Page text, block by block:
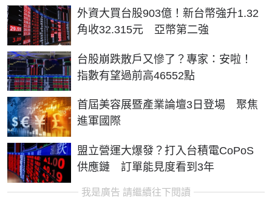
外資大買台股903億！新台幣強升1.32
角收32.315元 亞幣第二強
台股崩跌散戶又慘了？專家：安啦！
指數有望過前高46552點
首屆美容展暨產業論壇3日登場 聚焦
進軍國際
盟立營運大爆發？打入台積電CoPoS
供應鏈 訂單能見度看到3年
我是廣告 請繼續往下閱讀